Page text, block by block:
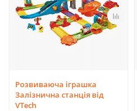
Розвиваюча іграшка
Залізнична станція від
VTech